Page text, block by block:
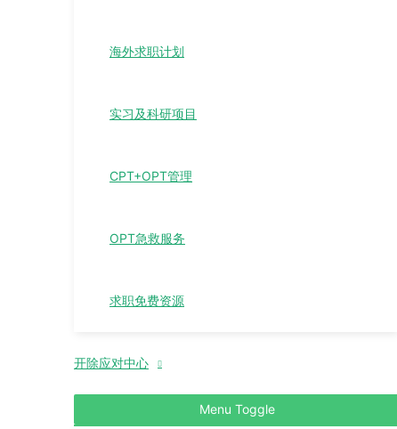
海外求职计划
实习及科研项目
CPT+OPT管理
OPT急救服务
求职免费资源
开除应对中心
Menu Toggle